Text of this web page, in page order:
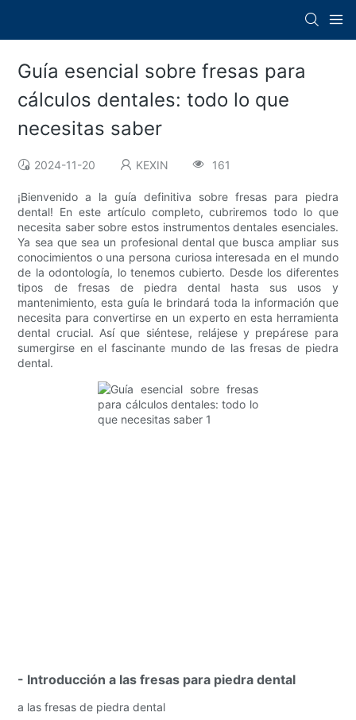
Guía esencial sobre fresas para
cálculos dentales: todo lo que
necesitas saber
2024-11-20 KEXIN 161
¡Bienvenido a la guía definitiva sobre fresas para piedra
dental! En este artículo completo, cubriremos todo lo que
necesita saber sobre estos instrumentos dentales esenciales.
Ya sea que sea un profesional dental que busca ampliar sus
conocimientos o una persona curiosa interesada en el mundo
de la odontología, lo tenemos cubierto. Desde los diferentes
tipos de fresas de piedra dental hasta sus usos y
mantenimiento, esta guía le brindará toda la información que
necesita para convertirse en un experto en esta herramienta
dental crucial. Así que siéntese, relájese y prepárese para
sumergirse en el fascinante mundo de las fresas de piedra
dental.
- Introducción a las fresas para piedra dental
a las fresas de piedra dental